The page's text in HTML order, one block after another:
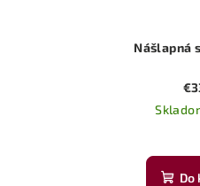
Nášlapná
Do